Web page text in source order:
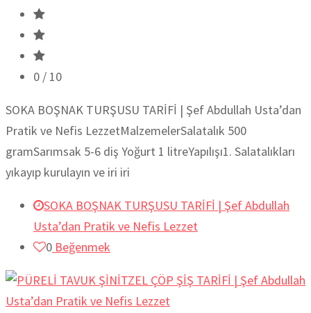
0 / 10
SOKA BOŞNAK TURŞUSU TARİFİ | Şef Abdullah Usta’dan
Pratik ve Nefis LezzetMalzemelerSalatalık 500
gramSarımsak 5-6 diş Yoğurt 1 litreYapılışı1. Salatalıkları
yıkayıp kurulayın ve iri iri
SOKA BOŞNAK TURŞUSU TARİFİ | Şef Abdullah
Usta’dan Pratik ve Nefis Lezzet
0 Beğenmek